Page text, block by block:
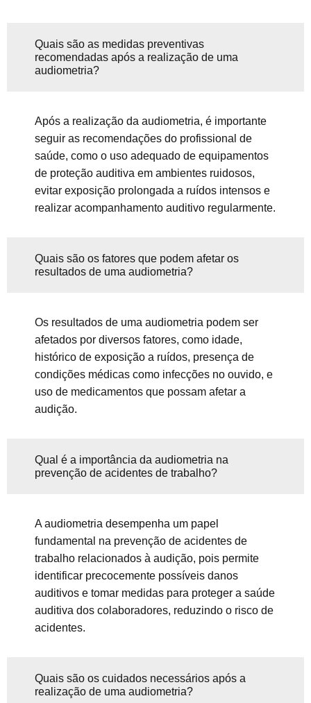
Quais são as medidas preventivas
recomendadas após a realização de uma
audiometria?
Após a realização da audiometria, é importante
seguir as recomendações do profissional de
saúde, como o uso adequado de equipamentos
de proteção auditiva em ambientes ruidosos,
evitar exposição prolongada a ruídos intensos e
realizar acompanhamento auditivo regularmente.
Quais são os fatores que podem afetar os
resultados de uma audiometria?
Os resultados de uma audiometria podem ser
afetados por diversos fatores, como idade,
histórico de exposição a ruídos, presença de
condições médicas como infecções no ouvido, e
uso de medicamentos que possam afetar a
audição.
Qual é a importância da audiometria na
prevenção de acidentes de trabalho?
A audiometria desempenha um papel
fundamental na prevenção de acidentes de
trabalho relacionados à audição, pois permite
identificar precocemente possíveis danos
auditivos e tomar medidas para proteger a saúde
auditiva dos colaboradores, reduzindo o risco de
acidentes.
Quais são os cuidados necessários após a
realização de uma audiometria?